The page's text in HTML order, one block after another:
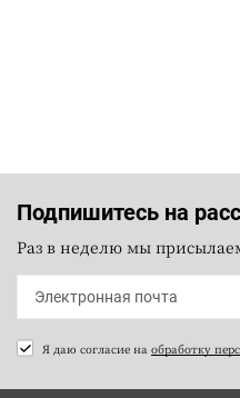
Подпишитесь на
Раз в неделю мы
Я даю согласие на обработку